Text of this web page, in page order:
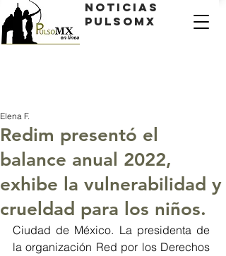
Noticias
PulsoMX
Redim presentó el
balance anual 2022,
exhibe la vulnerabilidad y
crueldad para los niños.
Elena F.
Ciudad de México. La presidenta de
la organización Red por los Derechos